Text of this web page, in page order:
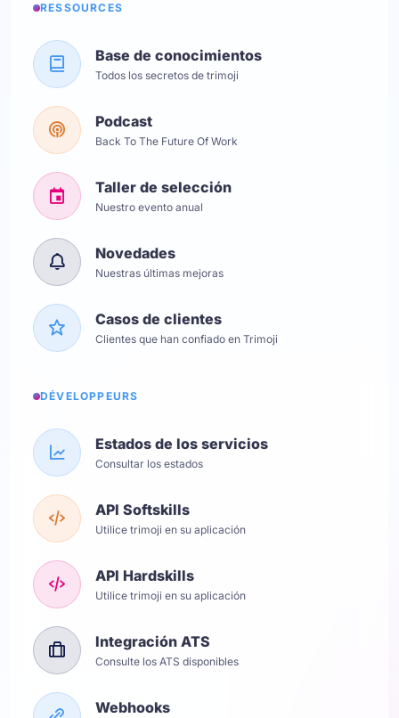
RESSOURCES
Base de conocimientos
Todos los secretos de trimoji
Podcast
Back To The Future Of Work
Taller de selección
Nuestro evento anual
Novedades
Nuestras últimas mejoras
Casos de clientes
Clientes que han confiado en Trimoji
DÉVELOPPEURS
Estados de los servicios
Consultar los estados
API Softskills
Utilice trimoji en su aplicación
API Hardskills
Utilice trimoji en su aplicación
Integración ATS
Consulte los ATS disponibles
Webhooks